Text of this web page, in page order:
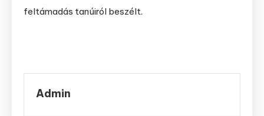
feltámadás tanúiról beszélt.
Admin